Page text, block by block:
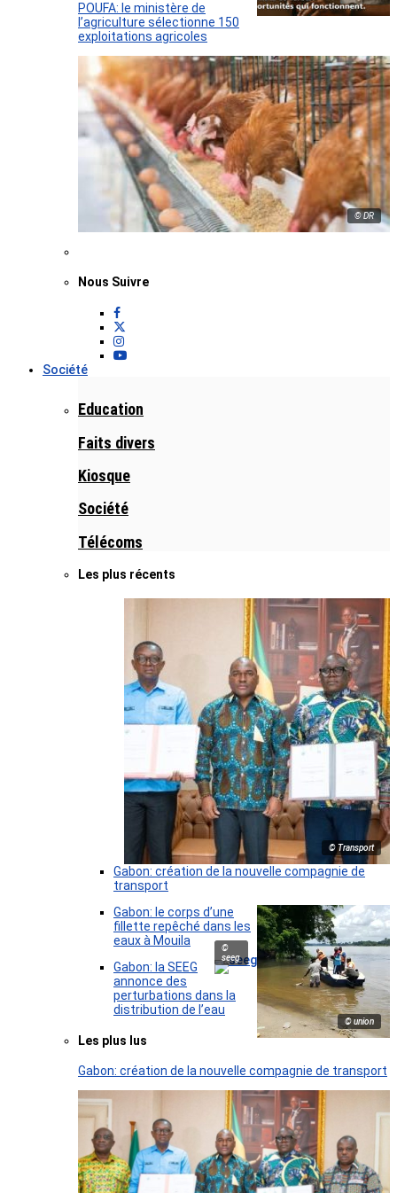
POUFA: le ministère de
l’agriculture sélectionne 150
exploitations agricoles
© DR
Nous Suivre
Société
Education
Faits divers
Kiosque
Société
Télécoms
Les plus récents
© Transport
Gabon: création de la nouvelle compagnie de
transport
© union
Gabon: le corps d’une
fillette repêché dans les
eaux à Mouila
©
seeg
Gabon: la SEEG
annonce des
perturbations dans la
distribution de l’eau
Les plus lus
Gabon: création de la nouvelle compagnie de transport